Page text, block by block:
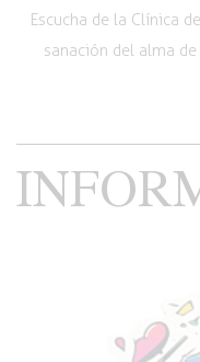
Escucha de la Clínica
sanación del alma